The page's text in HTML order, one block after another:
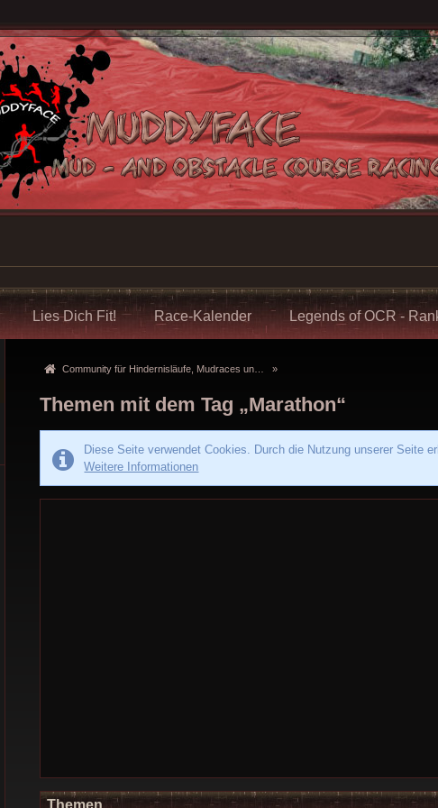
Lies Dich Fit! Race-Kalender Legends of OCR -
Community für Hindernisläufe, Mudraces und Obstacle Course Races »
Themen mit dem Tag „Marathon“
Diese Seite verwendet Cookies. Durch die Nutzung unserer Seite
Weitere Informationen
Themen